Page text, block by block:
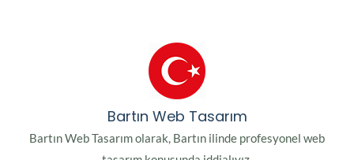
Bartın Web Tasarım
Bartın Web Tasarım olarak, Bartın ilinde profesyonel web